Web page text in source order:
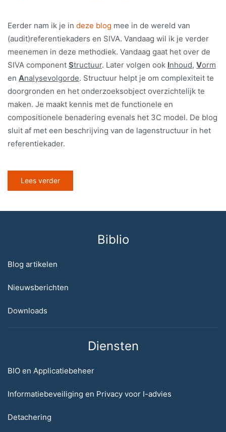
Eerder nam ik je in deze blog mee in de wereld van
(audit)referentiekaders en SIVA. Vandaag wil ik je verder
meenemen in deze methodiek. Vandaag gaat het over de
SIVA component Structuur. Later volgen ook Inhoud, Vorm
en Analysevolgorde. Structuur helpt je om complexiteit te
doorgronden en het onderzoeksobject overzichtelijk te
maken. Je maakt kennis met de functionele en
compositionele benadering evenals het 3C model. De blog
sluit af met een beschrijving van de lagenstructuur in het
referentiekader.
Lees verder
Biblio
Blog artikelen
Nieuwsberichten
Downloads
Diensten
BIO en Applicatiebeheer
Informatiebeveiliging en Privacy voor I-advies
Detachering